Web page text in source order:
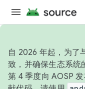
自 2026 年起，为了
致，并确保生态系统
第 4 季度向 AOSP